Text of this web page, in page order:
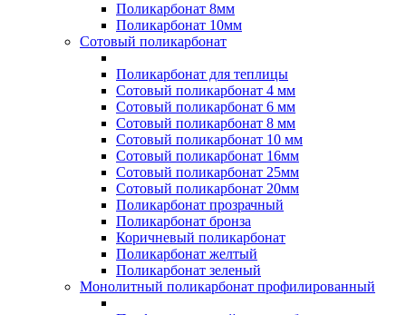
Поликарбонат 8мм
Поликарбонат 10мм
Сотовый поликарбонат
Поликарбонат для теплицы
Сотовый поликарбонат 4 мм
Сотовый поликарбонат 6 мм
Сотовый поликарбонат 8 мм
Сотовый поликарбонат 10 мм
Сотовый поликарбонат 16мм
Сотовый поликарбонат 25мм
Сотовый поликарбонат 20мм
Поликарбонат прозрачный
Поликарбонат бронза
Коричневый поликарбонат
Поликарбонат желтый
Поликарбонат зеленый
Монолитный поликарбонат профилированный